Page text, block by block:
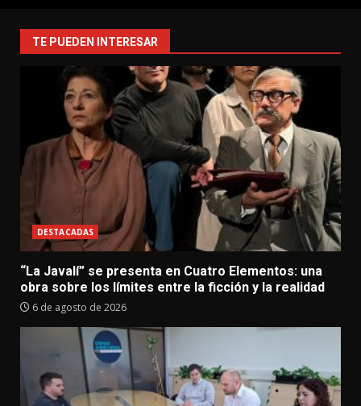
TE PUEDEN INTERESAR
DESTACADAS
“La Javalí” se presenta en Cuatro Elementos: una
obra sobre los límites entre la ficción y la realidad
6 de agosto de 2026